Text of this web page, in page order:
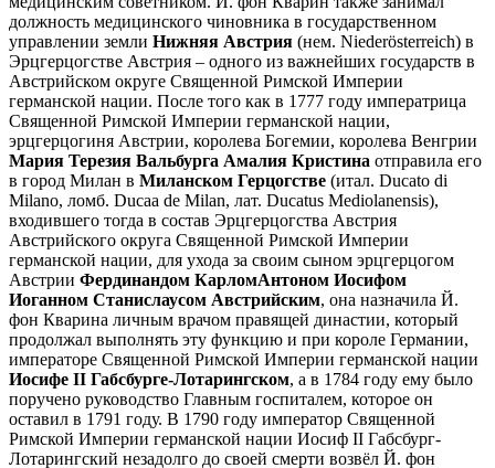
должность медицинского чиновника в государственном
управлении земли Нижняя Австрия (нем. Niederösterreich) в
Эрцгерцогстве Австрия – одного из важнейших государств в
Австрийском округе Священной Римской Империи
германской нации. После того как в 1777 году императрица
Священной Римской Империи германской нации,
эрцгерцогиня Австрии, королева Богемии, королева Венгрии
Мария Терезия Вальбурга Амалия Кристина отправила его
в город Милан в Миланском Герцогстве (итал. Ducato di
Milano, ломб. Ducaa de Milan, лат. Ducatus Mediolanensis),
входившего тогда в состав Эрцгерцогства Австрия
Австрийского округа Священной Римской Империи
германской нации, для ухода за своим сыном эрцгерцогом
Австрии Фердинандом КарломАнтоном Иосифом
Иоганном Станислаусом Австрийским, она назначила Й.
фон Кварина личным врачом правящей династии, который
продолжал выполнять эту функцию и при короле Германии,
императоре Священной Римской Империи германской нации
Иосифе II Габсбурге-Лотарингском, а в 1784 году ему было
поручено руководство Главным госпиталем, которое он
оставил в 1791 году. В 1790 году император Священной
Римской Империи германской нации Иосиф II Габсбург-
Лотарингский незадолго до своей смерти возвёл Й. фон